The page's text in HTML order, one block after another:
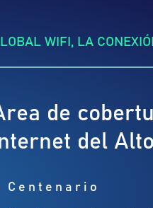
WIFI, LA
de
del
Centenario